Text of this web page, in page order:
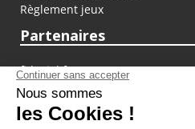
Règlement jeux
Partenaires
fiducial.fr
lyoncapitale.fr
olympique-et-lyonnais.com